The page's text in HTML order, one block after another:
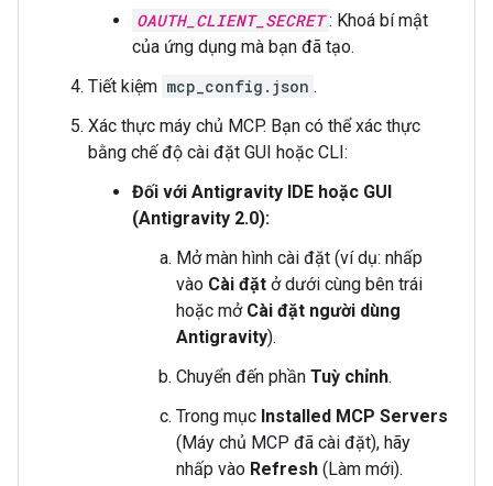
OAUTH_CLIENT_SECRET : Khoá bí mật
của ứng dụng mà bạn đã tạo.
Tiết kiệm mcp_config.json .
Xác thực máy chủ MCP. Bạn có thể xác thực
bằng chế độ cài đặt GUI hoặc CLI:
Đối với Antigravity IDE hoặc GUI
(Antigravity 2.0):
Mở màn hình cài đặt (ví dụ: nhấp
vào Cài đặt ở dưới cùng bên trái
hoặc mở Cài đặt người dùng
Antigravity).
Chuyển đến phần Tuỳ chỉnh.
Trong mục Installed MCP Servers
(Máy chủ MCP đã cài đặt), hãy
nhấp vào Refresh (Làm mới).